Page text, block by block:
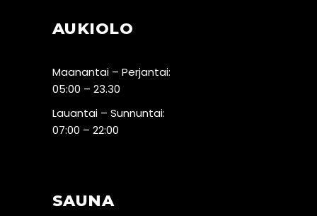
AUKIOLO
Maanantai – Perjantai:
05:00 – 23.30
Lauantai – Sunnuntai:
07:00 – 22:00
SAUNA